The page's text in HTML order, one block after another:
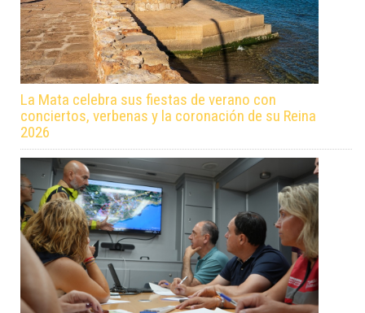
La Mata celebra sus fiestas de verano con
conciertos, verbenas y la coronación de su Reina
2026